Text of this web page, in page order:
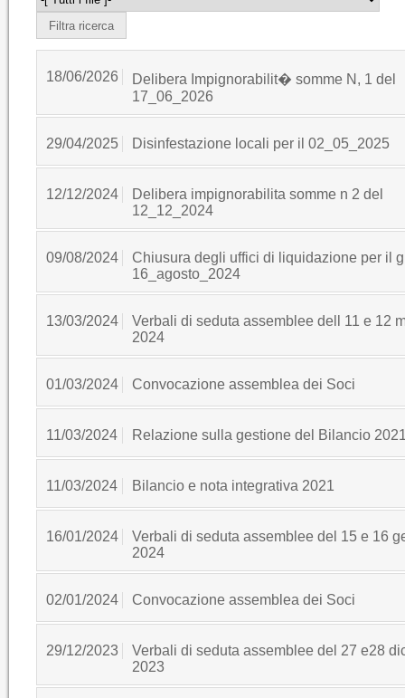
18/06/2026
Delibera Impignorabilit� somme N, 1 del
17_06_2026
29/04/2025 Disinfestazione locali per il 02_05_2025
12/12/2024
Delibera impignorabilita somme n 2 del
12_12_2024
09/08/2024
Chiusura degli uffici di liquidazione per il
16_agosto_2024
13/03/2024
Verbali di seduta assemblee dell 11 e 12
2024
01/03/2024 Convocazione assemblea dei Soci
11/03/2024 Relazione sulla gestione del Bilancio
11/03/2024 Bilancio e nota integrativa 2021
16/01/2024
Verbali di seduta assemblee del 15 e 16
2024
02/01/2024 Convocazione assemblea dei Soci
29/12/2023
Verbali di seduta assemblee del 27 e28
2023